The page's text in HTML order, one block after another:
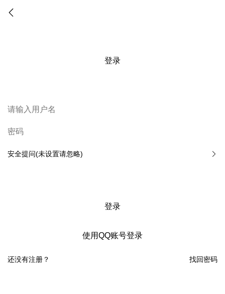
登录
安全提问(未设置请忽略)
登录
使用QQ账号登录
找回密码
还没有注册？